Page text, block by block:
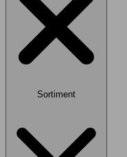
Sortiment